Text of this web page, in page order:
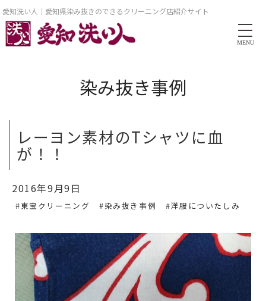
愛知洗い人｜愛知県染み抜きのできるクリーニング店紹介サイト
MENU
染み抜き事例
レーヨン素材のTシャツに血
が！！
2016年9月9日
#東宝クリーニング #染み抜き事例 #洋服についたしみ